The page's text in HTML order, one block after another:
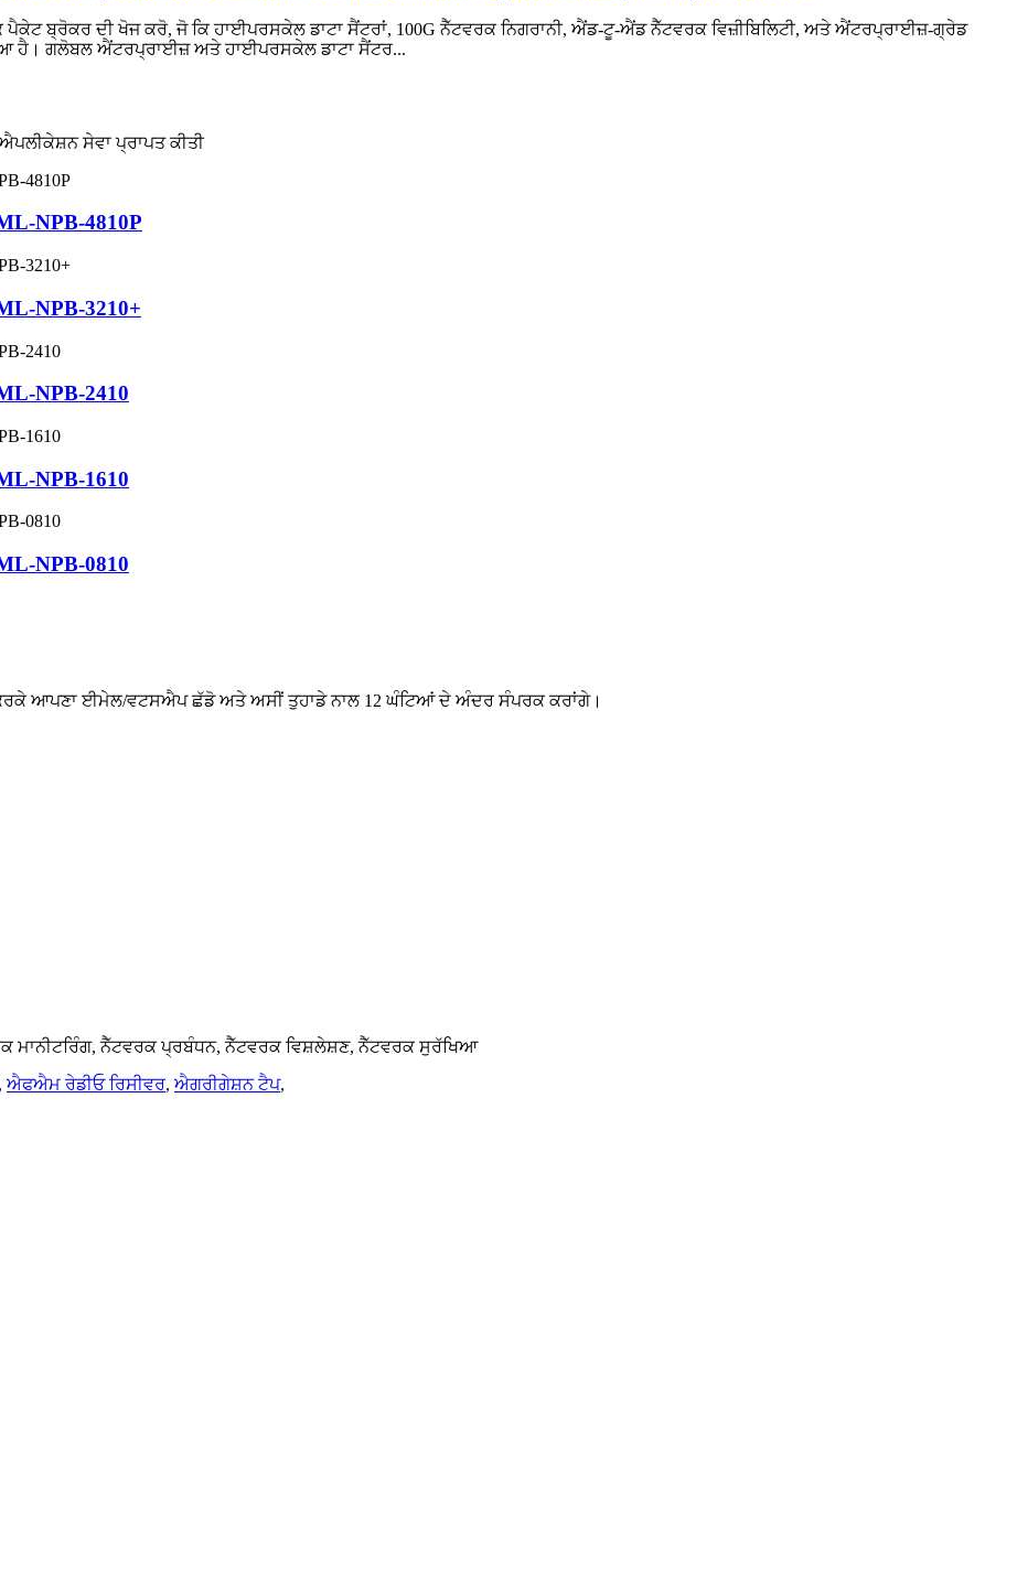
ਪੈਕੇਟ ਬ੍ਰੋਕਰ ਦੀ ਖੋਜ ਕਰੋ, ਜੋ ਕਿ ਹਾਈਪਰਸਕੇਲ ਡਾਟਾ ਸੈਂਟਰਾਂ, 100G ਨੈੱਟਵਰਕ ਨਿਗਰਾਨੀ, ਐਂਡ-ਟੂ-ਐਂਡ ਨੈੱਟਵਰਕ ਵਿਜ਼ੀਬਿਲਿਟੀ, ਅਤੇ ਐਂਟਰਪ੍ਰਾਈਜ਼-ਗ੍ਰੇਡ
ਗਲੋਬਲ ਐਂਟਰਪ੍ਰਾਈਜ਼ ਅਤੇ ਹਾਈਪਰਸਕੇਲ ਡਾਟਾ ਸੈਂਟਰ...
ਸੇਵਾ ਪ੍ਰਾਪਤ ਕੀਤੀ
NPB-4810P
NPB-3210+
NPB-2410
NPB-1610
NPB-0810
ਕਰਕੇ ਆਪਣਾ ਈਮੇਲ/ਵਟਸਐਪ ਛੱਡੋ ਅਤੇ ਅਸੀਂ ਤੁਹਾਡੇ ਨਾਲ 12 ਘੰਟਿਆਂ ਦੇ ਅੰਦਰ ਸੰਪਰਕ ਕਰਾਂਗੇ।
ਮਾਨੀਟਰਿੰਗ, ਨੈੱਟਵਰਕ ਪ੍ਰਬੰਧਨ, ਨੈੱਟਵਰਕ ਵਿਸ਼ਲੇਸ਼ਣ, ਨੈੱਟਵਰਕ ਸੁਰੱਖਿਆ
, ਐਫਐਮ ਰੇਡੀਓ ਰਿਸੀਵਰ, ਐਗਰੀਗੇਸ਼ਨ ਟੈਪ,